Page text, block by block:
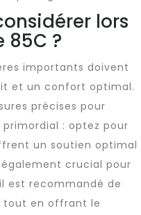
lors
85C ?
importants doivent
et un confort optimal.
précises pour
: optez pour
un soutien optimal
crucial pour
est recommandé de
tout en offrant le